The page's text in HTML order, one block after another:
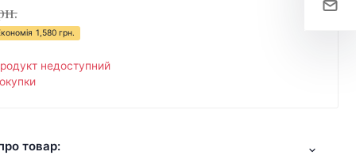
1,580 грн.
недоступний
товар: